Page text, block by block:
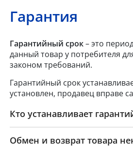
Гарантия
Гарантийный срок– это
данный товар у потребителя
законом требований.
Гарантийный срок
установлен, продавец вправе
Кто устанавливает
Обмен и возврат товара